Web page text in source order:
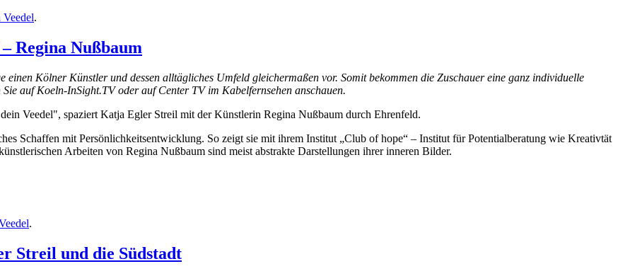
.
Regina Nußbaum
einen Kölner Künstler und dessen alltägliches Umfeld gleichermaßen vor. Somit bekommen die Zuschauer eine ganz individuelle
auf Koeln-InSight.TV oder auf Center TV im Kabelfernsehen anschauen.
Veedel", spaziert Katja Egler Streil mit der Künstlerin Regina Nußbaum durch Ehrenfeld.
Schaffen mit Persönlichkeitsentwicklung. So zeigt sie mit ihrem Institut „Club of hope“ – Institut für Potentialberatung wie Kreativtät
Arbeiten von Regina Nußbaum sind meist abstrakte Darstellungen ihrer inneren Bilder.
.
Streil und die Südstadt